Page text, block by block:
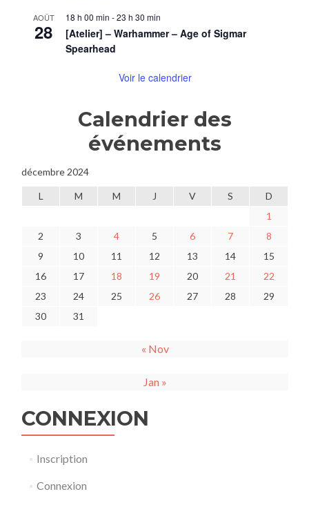
AOÛT
28
18 h 00 min -23 h 30 min
[Atelier] – Warhammer – Age of Sigmar
Spearhead
Voir le calendrier
Calendrier des
événements
décembre 2024
L M M J V S
D
1
2
3 4 5 6 7
8
9
10 11 12 13 14
15
16
17 18 19 20 21
22
23
24 25 26 27 28
29
30
31
« Nov
Jan »
CONNEXION
Inscription
Connexion